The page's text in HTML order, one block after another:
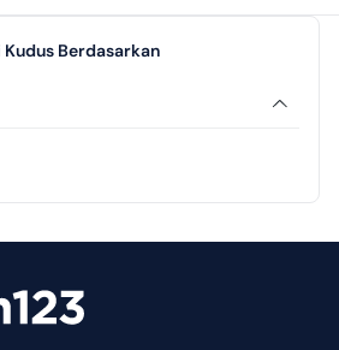
Berdasarkan